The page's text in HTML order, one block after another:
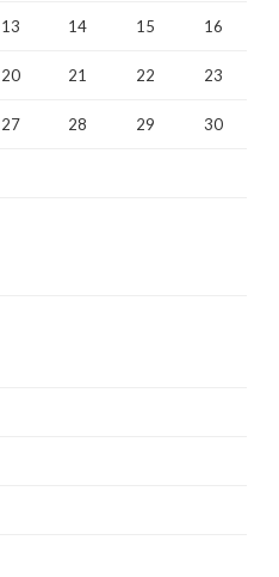
13 14 15 16
20 21 22 23
27 28 29 30